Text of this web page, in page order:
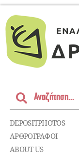
DEPOSITPHOTOS
ΑΡΘΡΟΓΡΑΦΟΙ
ABOUT US